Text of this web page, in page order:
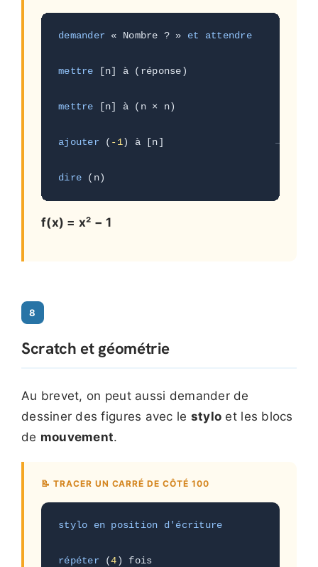
demander « Nombre ? » et attendre
mettre [n] à (réponse)
mettre [n] à (n × n)
ajouter ( -1) à [n] → n =
dire (n)
f(x) = x² − 1
8
Scratch et géométrie
Au brevet, on peut aussi demander de
dessiner des figures avec le stylo et les blocs
de mouvement.
📝 TRACER UN CARRÉ DE CÔTÉ 100
stylo en position d'écriture
répéter (4) fois